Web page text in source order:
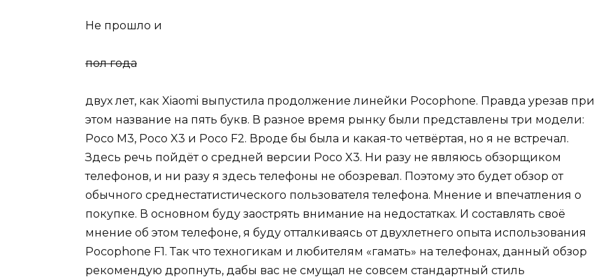
Не прошло и
пол года
двух лет, как Xiaomi выпустила продолжение линейки Pocophone. Правда урезав при
этом название на пять букв. В разное время рынку были представлены три модели:
Poco М3, Poco X3 и Poco F2. Вроде бы была и какая-то четвёртая, но я не встречал.
Здесь речь пойдёт о средней версии Poco X3. Ни разу не являюсь обзорщиком
телефонов, и ни разу я здесь телефоны не обозревал. Поэтому это будет обзор от
обычного среднестатистического пользователя телефона. Мнение и впечатления о
покупке. В основном буду заострять внимание на недостатках. И составлять своё
мнение об этом телефоне, я буду отталкиваясь от двухлетнего опыта использования
Pocophone F1. Так что техногикам и любителям «гамать» на телефонах, данный обзор
рекомендую дропнуть, дабы вас не смущал не совсем стандартный стиль